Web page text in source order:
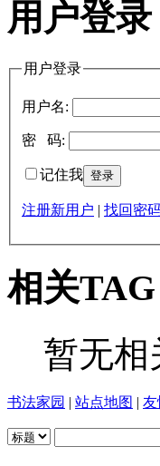
用户登录
用户登录
用户名:
密 码:
记住我
注册新用户 | 找回密
相关TAG
暂无相
书法家园 | 站点地图 | 友